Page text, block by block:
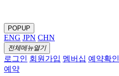
POPUP
ENG JPN CHN
전체메뉴열기
로그인 회원가입 멤버십 예약확인
예약